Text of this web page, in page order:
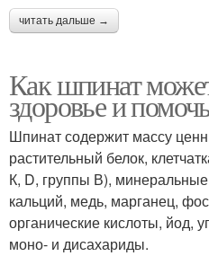
читать дальше →
Как шпинат
здоровье и
Шпинат содержит массу
растительный белок,
К, D, группы В),
кальций, медь, марганец,
органические кислоты, йод,
моно- и дисахариды.